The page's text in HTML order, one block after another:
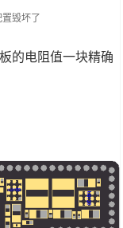
的电阻值一块精确